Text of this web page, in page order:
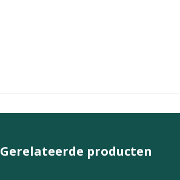
Gerelateerde producten